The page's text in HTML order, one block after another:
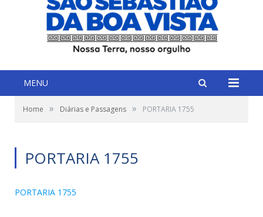
MENU
Home » Diárias e Passagens » PORTARIA 1755
PORTARIA 1755
PORTARIA 1755